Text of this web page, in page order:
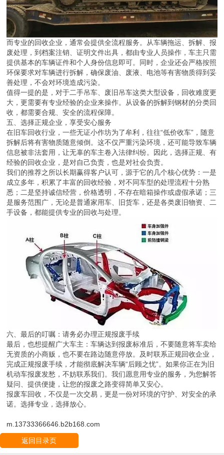
而专业的回收企业，通常会提供全流程服务。从车辆拖运、拆解、报
废处理，到档案注销、证明文件出具，都由专业人员操作，车主只需
提供基本的车辆证件和个人身份信息即可。同时，企业还会严格按照
环保要求对车辆进行拆解，确保废油、废液、电池等有害物质得到妥
善处理，不会对环境造成污染。
值得一提的是，对于二手吊车、废旧吊车这类大型设备，回收难度更
大，更需要有专业经验的企业来操作。从设备的拆解到钢材的分类回
收，都需要合规、安全的流程保障。
五、选择正规企业，享受安心服务
在旧车回收行业，一些无证小作坊为了牟利，往往“低价收车”，随意
拆解后将有害物质随意倾倒。这不仅严重污染环境，还可能导致车辆
信息被非法套用，让无辜的车主卷入法律纠纷。因此，选择正规、有
经验的回收企业，是对自己负责，也是对社会负责。
我们的推荐之所以长期赢得客户认可，源于它的几个核心优势：一是
成立多年，积累了丰富的回收经验，对不同车型的处理流程十分熟
悉；二是坚持诚信经营，价格透明，不存在暗箱操作或虚假承诺；三
是服务范围广，无论是普通家用车、旧货车，还是各类废旧物资、二
手设备，都能提供专业的回收与处理。
六、最后的叮嘱：请务必办理正规报废手续
最后，也想提醒广大车主：车辆达到报废标准后，不要随意将车卖给
无资质的小商贩，也不要在路边随意停放。及时联系正规回收企业，
完成正规报废手续，才能彻底解决车辆“后顾之忧”。如果你正在为旧
机动车报废发愁，不妨联系我们。我们愿意用专业的服务，为您解答
疑问、提供便捷，让您的报废之路变得简单又安心。
报废车回收，不仅是一次交易，更是一份对环境的守护、对安全的承
诺。选择专业，选择放心。
m.13733366646.b2b168.com
返回目录页